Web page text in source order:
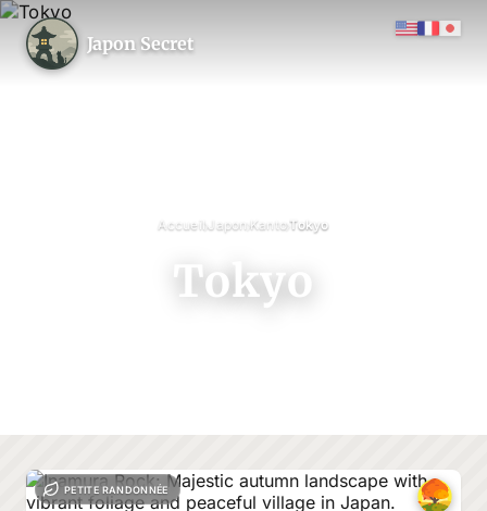
Japon Secret
Accueil›Japon›Kanto›Tokyo
Tokyo
PETITE RANDONNÉE